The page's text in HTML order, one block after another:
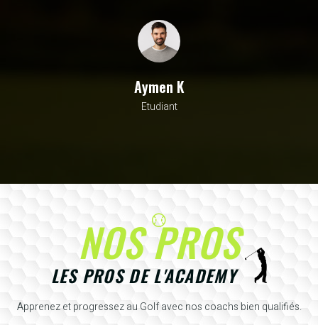
beauté de ce site
NOS PROS
LES PROS DE L'ACADEMY
Apprenez et progressez au Golf avec nos coachs bien qualifiés.